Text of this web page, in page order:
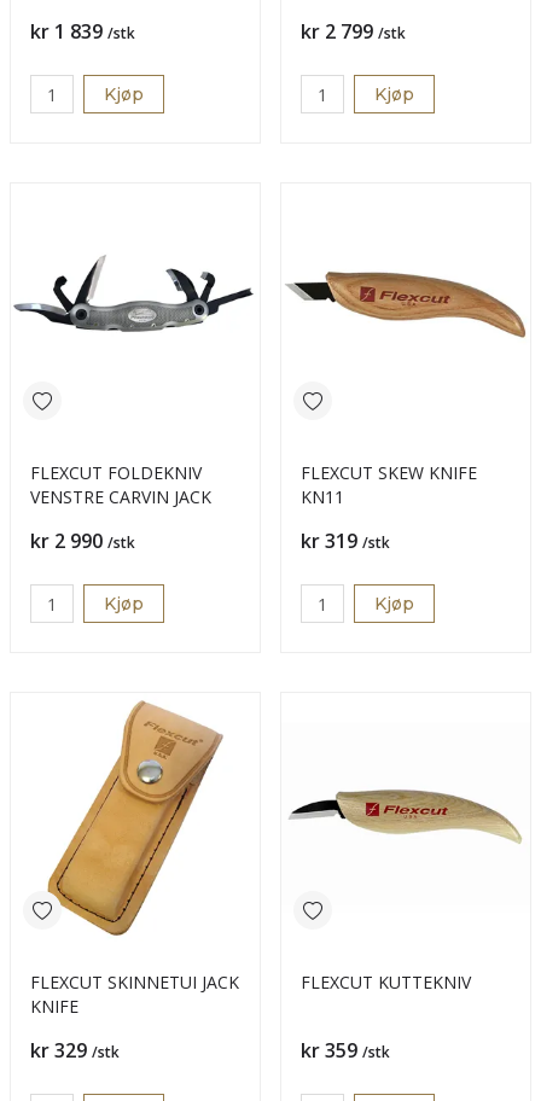
Pris
kr 1 839 /stk
Kjøp
Pris
kr 2 799 /stk
Kjøp
FLEXCUT FOLDEKNIV
VENSTRE CARVIN JACK
Pris
kr 2 990 /stk
Kjøp
FLEXCUT SKEW KNIFE
KN11
Pris
kr 319 /stk
Kjøp
FLEXCUT SKINNETUI JACK
KNIFE
Pris
kr 329 /stk
FLEXCUT KUTTEKNIV
Pris
kr 359 /stk